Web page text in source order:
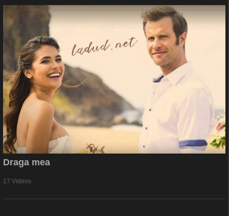
Draga mea
17 Videos